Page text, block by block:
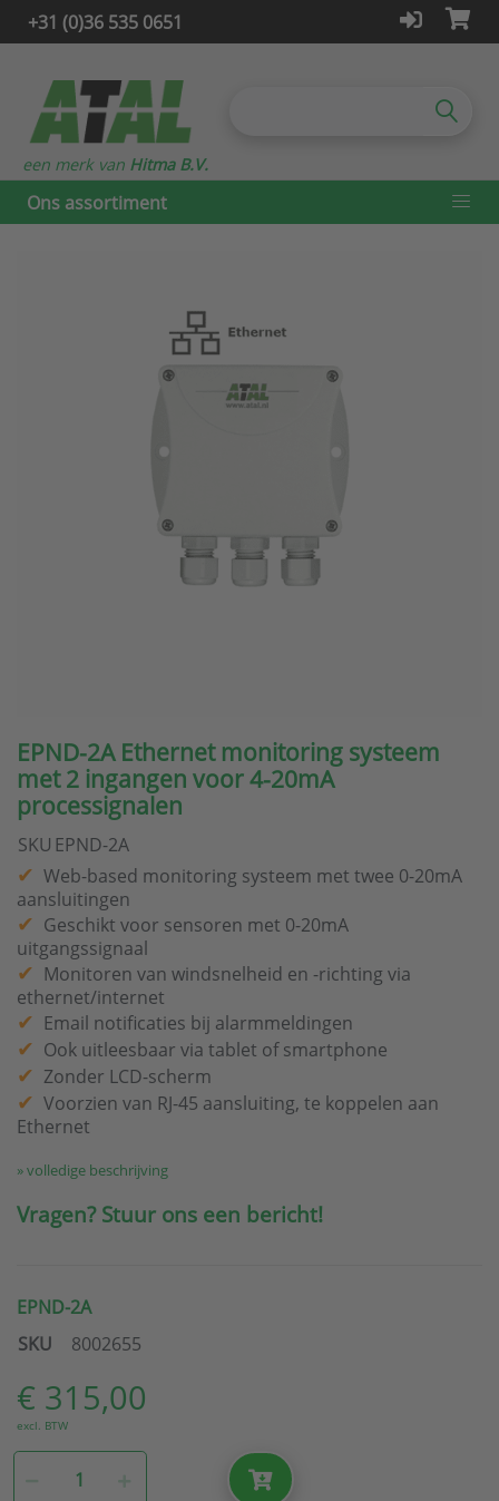
+31 (0)36 535 0651
Ons assortiment
een merk van Hitma B.V.
EPND-2A Ethernet monitoring systeem
met 2 ingangen voor 4-20mA
processignalen
SKU EPND-2A
Web-based monitoring systeem met twee 0-20mA
aansluitingen
Geschikt voor sensoren met 0-20mA
uitgangssignaal
Monitoren van windsnelheid en -richting via
ethernet/internet
Email notificaties bij alarmmeldingen
Ook uitleesbaar via tablet of smartphone
Zonder LCD-scherm
Voorzien van RJ-45 aansluiting, te koppelen aan
Ethernet
» volledige beschrijving
Vragen? Stuur ons een bericht!
EPND-2A
SKU
8002655
€ 315,00
excl. BTW